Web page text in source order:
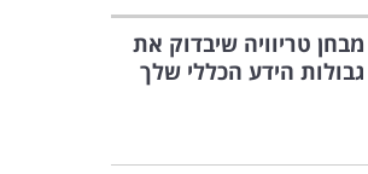
מבחן טריוויה שיבדוק את
גבולות הידע הכללי שלך